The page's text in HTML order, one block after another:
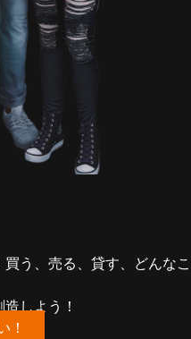
う、売る、貸す、どんなこ
しよう！
！